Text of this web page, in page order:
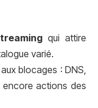
qui attire
varié.
blocages : DNS,
encore actions des